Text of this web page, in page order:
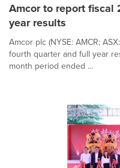
Amcor to report
year results
Amcor plc (NYSE: AMCR;
fourth quarter and full year
month period ended ...